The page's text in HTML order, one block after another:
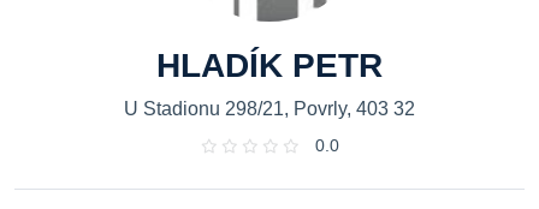
HLADÍK PETR
U Stadionu 298/21, Povrly, 403 32
0.0